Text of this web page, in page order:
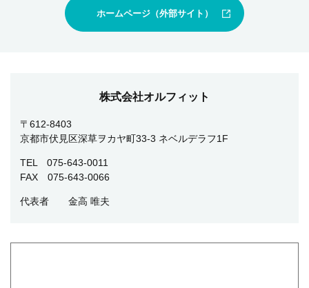
ホームページ（外部サイト）
株式会社オルフィット
〒612-8403
京都市伏見区深草ヲカヤ町33-3 ネベルデラフ1F
TEL 075-643-0011
FAX 075-643-0066
代表者 金高 唯夫